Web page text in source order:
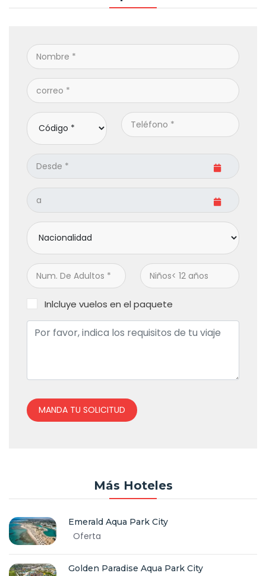
Inlcluye vuelos en el paquete
MANDA TU SOLICITUD
Más Hoteles
Emerald Aqua Park City
Oferta
Golden Paradise Aqua Park City